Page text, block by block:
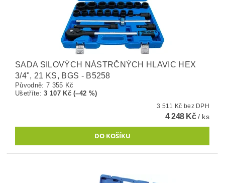
SADA SILOVÝCH NÁSTRČNÝCH HLAVIC HEX
3/4", 21 KS, BGS - B5258
Původně: 7 355 Kč
Ušetříte:3 107 Kč (–42 %)
3 511 Kč bez DPH
4 248 Kč/ ks